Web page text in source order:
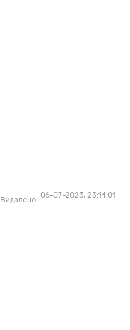
Видалено:
06-07-2023, 23:14:01